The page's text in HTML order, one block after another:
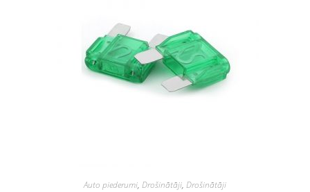
Auto piederumi, Drošinātāji, Drošinātāji